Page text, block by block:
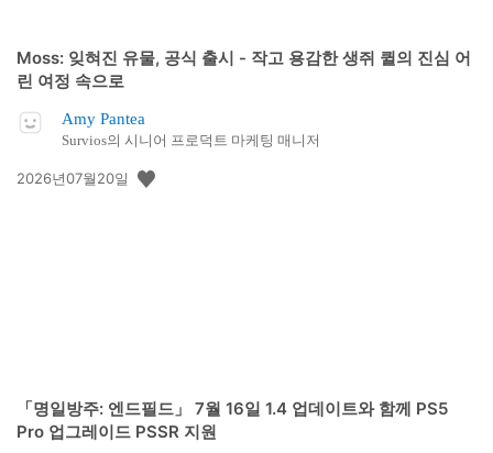
Moss: 잊혀진 유물, 공식 출시 - 작고 용감한 생쥐 퀼의 진심 어
린 여정 속으로
Amy Pantea
Survios의 시니어 프로덕트 마케팅 매니저
공
2026년07월20일
「명일방주: 엔드필드」 7월 16일 1.4 업데이트와 함께 PS5
Pro 업그레이드 PSSR 지원